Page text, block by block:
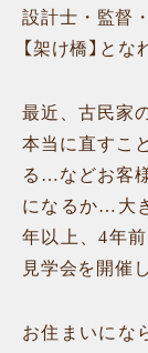
設計士・監督
【架け橋】と
最近、古民家
本当に直すこ
る…などお客
になるか…大
年以上、4年
見学会を開催
お住まいにな